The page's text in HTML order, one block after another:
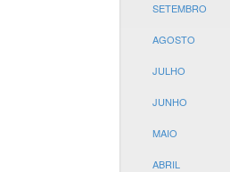
SETEMBRO
AGOSTO
JULHO
JUNHO
MAIO
ABRIL